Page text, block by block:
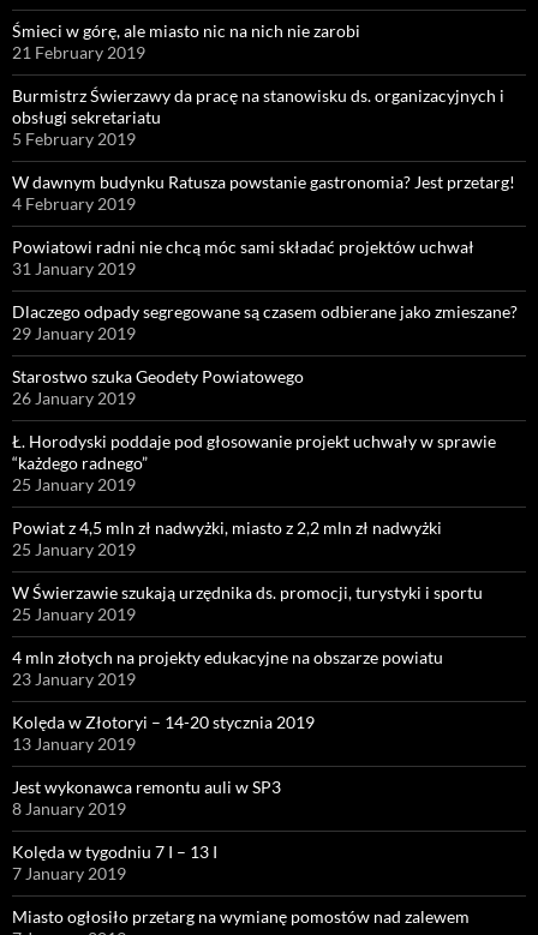
Śmieci w górę, ale miasto nic na nich nie zarobi
21 February 2019
Burmistrz Świerzawy da pracę na stanowisku ds. organizacyjnych i
obsługi sekretariatu
5 February 2019
W dawnym budynku Ratusza powstanie gastronomia? Jest przetarg!
4 February 2019
Powiatowi radni nie chcą móc sami składać projektów uchwał
31 January 2019
Dlaczego odpady segregowane są czasem odbierane jako zmieszane?
29 January 2019
Starostwo szuka Geodety Powiatowego
26 January 2019
Ł. Horodyski poddaje pod głosowanie projekt uchwały w sprawie
“każdego radnego”
25 January 2019
Powiat z 4,5 mln zł nadwyżki, miasto z 2,2 mln zł nadwyżki
25 January 2019
W Świerzawie szukają urzędnika ds. promocji, turystyki i sportu
25 January 2019
4 mln złotych na projekty edukacyjne na obszarze powiatu
23 January 2019
Kolęda w Złotoryi – 14-20 stycznia 2019
13 January 2019
Jest wykonawca remontu auli w SP3
8 January 2019
Kolęda w tygodniu 7 I – 13 I
7 January 2019
Miasto ogłosiło przetarg na wymianę pomostów nad zalewem